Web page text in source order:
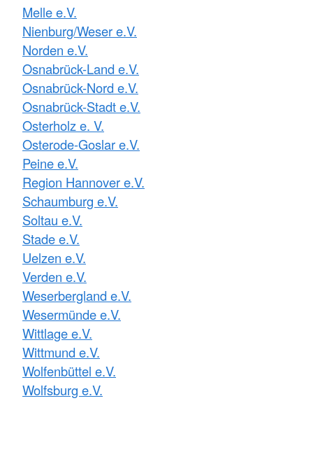
Melle e.V.
Nienburg/Weser e.V.
Norden e.V.
Osnabrück-Land e.V.
Osnabrück-Nord e.V.
Osnabrück-Stadt e.V.
Osterholz e. V.
Osterode-Goslar e.V.
Peine e.V.
Region Hannover e.V.
Schaumburg e.V.
Soltau e.V.
Stade e.V.
Uelzen e.V.
Verden e.V.
Weserbergland e.V.
Wesermünde e.V.
Wittlage e.V.
Wittmund e.V.
Wolfenbüttel e.V.
Wolfsburg e.V.